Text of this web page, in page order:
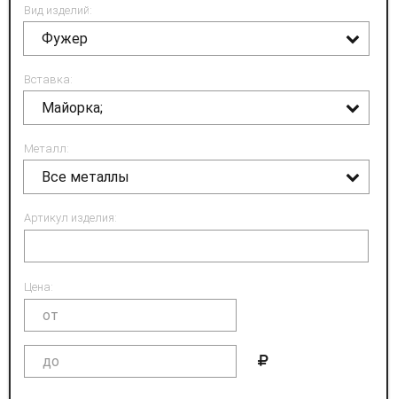
Вид изделий:
Фужер
Вставка:
Майорка;
Металл:
Все металлы
Артикул изделия:
Цена: